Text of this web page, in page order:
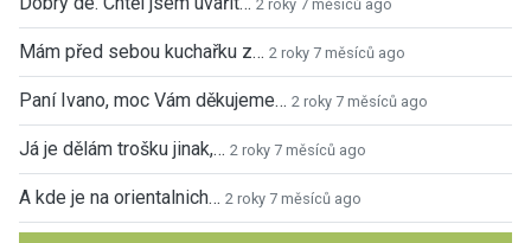
2 roky 7 měsíců ago
Mám před sebou kuchařku z… 2 roky 7 měsíců ago
Paní Ivano, moc Vám děkujeme… 2 roky 7 měsíců ago
Já je dělám trošku jinak,… 2 roky 7 měsíců ago
A kde je na orientalnich… 2 roky 7 měsíců ago